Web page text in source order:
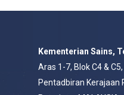
Kementerian Sains,
Aras 1-7, Blok C4 &
Pentadbiran Kerajaan